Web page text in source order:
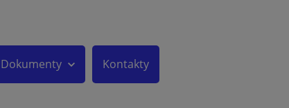
Dokumenty Kontakty